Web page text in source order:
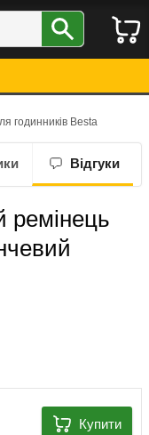
годинників Besta
Відгуки
ремінець
Купити